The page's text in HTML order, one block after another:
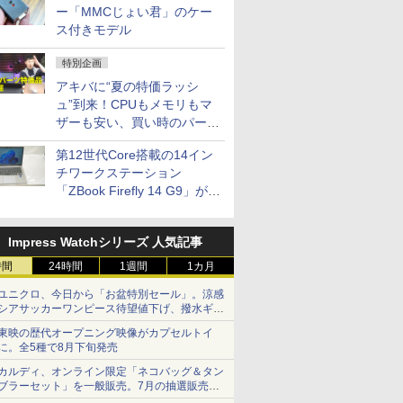
ー「MMCじょい君」のケー
ス付きモデル
特別企画
アキバに“夏の特価ラッシ
ュ”到来！CPUもメモリもマ
ザーも安い、買い時のパーツ
は？【8月7日(金)22時配信】
第12世代Core搭載の14イン
チワークステーション
「ZBook Firefly 14 G9」が
セール
Impress Watchシリーズ 人気記事
24時間 1週間 1カ月
ニクロ、今日から「お盆特別セール」。涼感
アサッカーワンピース待望値下げ、撥水ギア
ョーツは1990円に
映の歴代オープニング映像がカプセルトイ
。全5種で8月下旬発売
ルディ、オンライン限定「ネコバッグ＆タン
ラーセット」を一般販売。7月の抽選販売の
選無効分